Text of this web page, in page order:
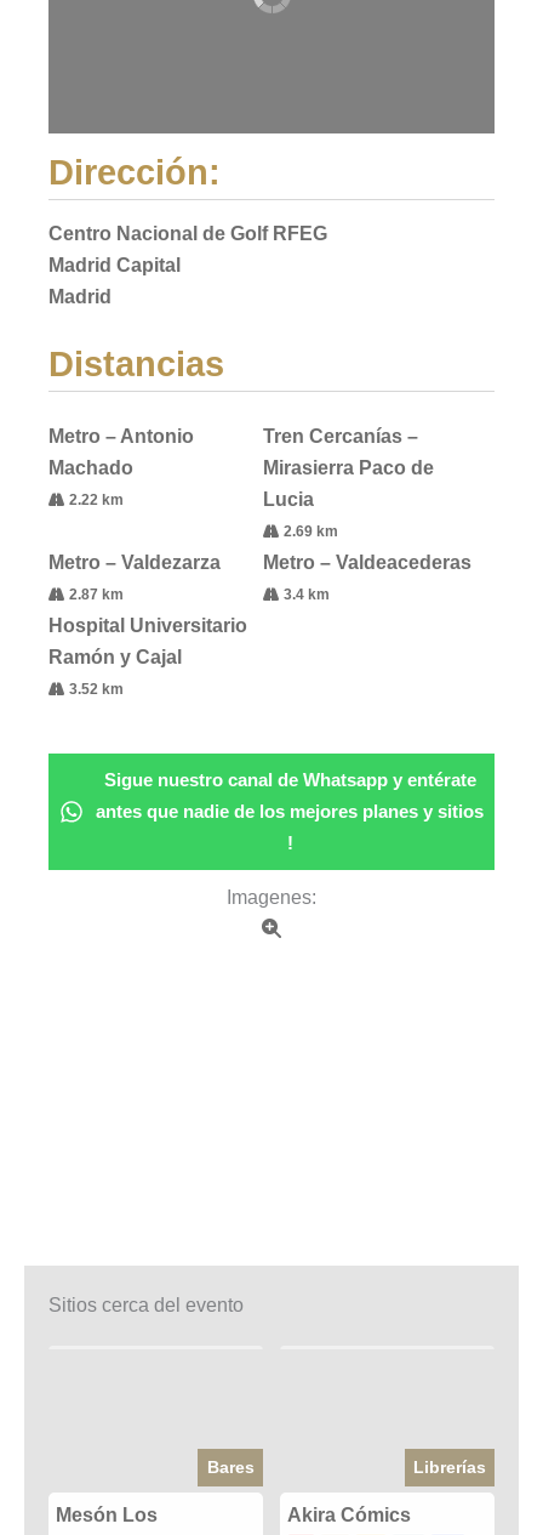
Dirección:
Centro Nacional de Golf RFEG
Madrid Capital
Madrid
Distancias
Metro – Antonio
Machado
2.22 km
Tren Cercanías –
Mirasierra Paco de
Lucia
2.69 km
Metro – Valdezarza
2.87 km
Metro – Valdeacederas
3.4 km
Hospital Universitario
Ramón y Cajal
3.52 km
Sigue nuestro canal de Whatsapp y entérate
antes que nadie de los mejores planes y sitios
!
Imagenes:
Sitios cerca del evento
Bares
Mesón Los
Librerías
Akira Cómics